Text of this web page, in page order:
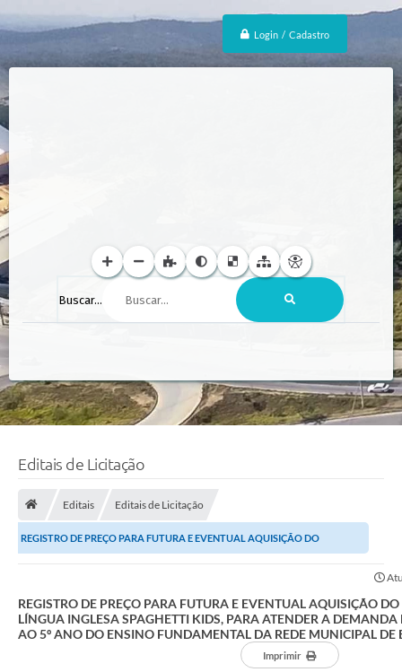
Login / Cadastro
Buscar...
Editais de Licitação
Editais Editais de Licitação
REGISTRO DE PREÇO PARA FUTURA E EVENTUAL AQUISIÇÃO DO
REGISTRO DE PREÇO PARA FUTURA E EVENTUAL AQUISIÇÃO
LÍNGUA INGLESA SPAGHETTI KIDS, PARA ATENDER A DEMANDA
AO 5º ANO DO ENSINO FUNDAMENTAL DA REDE MUNICIPAL DE
Imprimir